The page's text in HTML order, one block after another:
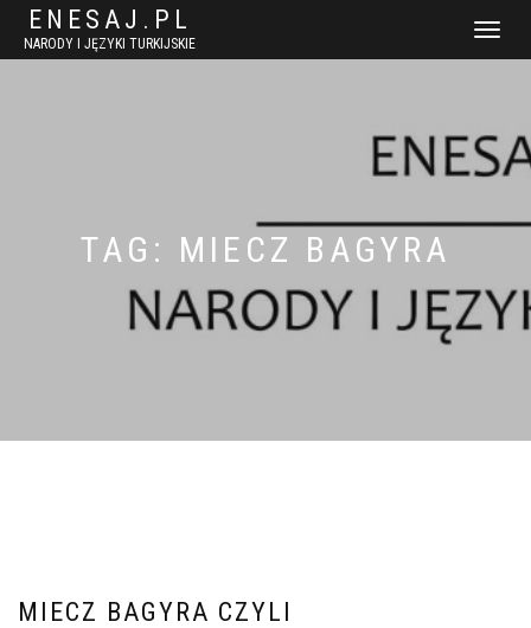
ENESAJ.PL
NARODY I JĘZYKI TURKIJSKIE
WŁĄCZ
TAG: MIECZ BAGYRA
MIECZ BAGYRA CZYLI